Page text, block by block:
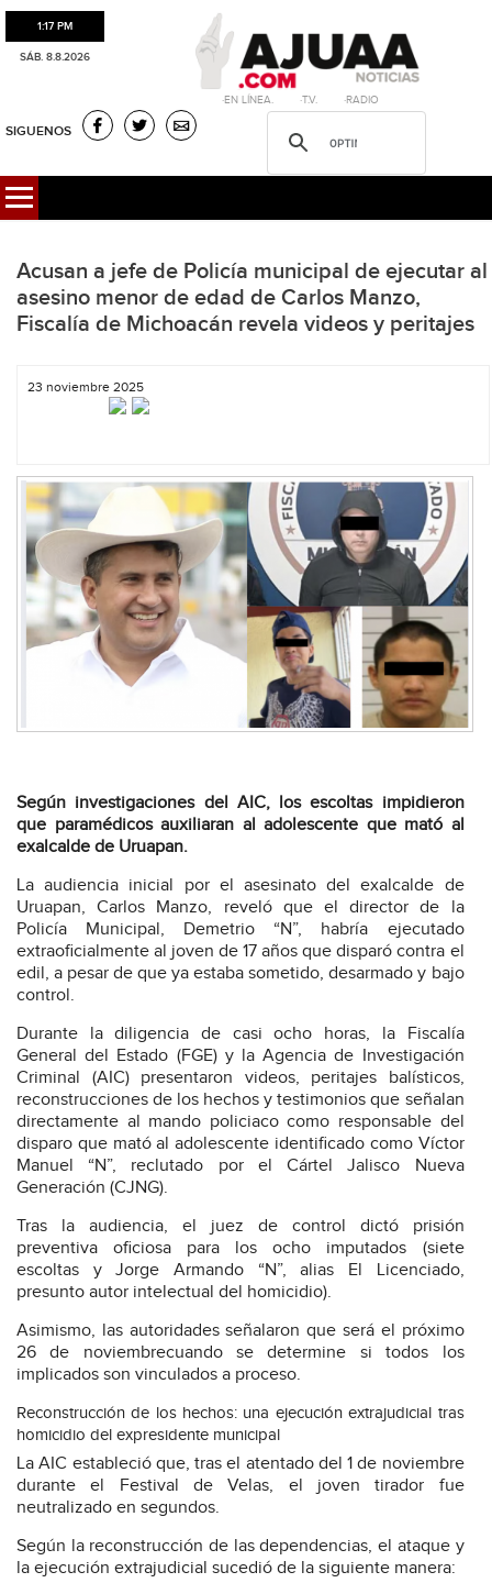
1:17 PM
SÁB. 8.8.2026
·EN LÍNEA. ·T.V. ·RADIO
SIGUENOS
Acusan a jefe de Policía municipal de ejecutar al
asesino menor de edad de Carlos Manzo,
Fiscalía de Michoacán revela videos y peritajes
23 noviembre 2025
Según investigaciones del AIC, los escoltas impidieron
que paramédicos auxiliaran al adolescente que mató al
exalcalde de Uruapan.
La audiencia inicial por el asesinato del exalcalde de
Uruapan, Carlos Manzo, reveló que el director de la
Policía Municipal, Demetrio “N”, habría ejecutado
extraoficialmente al joven de 17 años que disparó contra el
edil, a pesar de que ya estaba sometido, desarmado y bajo
control.
Durante la diligencia de casi ocho horas, la Fiscalía
General del Estado (FGE) y la Agencia de Investigación
Criminal (AIC) presentaron videos, peritajes balísticos,
reconstrucciones de los hechos y testimonios que señalan
directamente al mando policiaco como responsable del
disparo que mató al adolescente identificado como Víctor
Manuel “N”, reclutado por el Cártel Jalisco Nueva
Generación (CJNG).
Tras la audiencia, el juez de control dictó prisión
preventiva oficiosa para los ocho imputados (siete
escoltas y Jorge Armando “N”, alias El Licenciado,
presunto autor intelectual del homicidio).
Asimismo, las autoridades señalaron que será el próximo
26 de noviembrecuando se determine si todos los
implicados son vinculados a proceso.
Reconstrucción de los hechos: una ejecución extrajudicial tras
homicidio del expresidente municipal
La AIC estableció que, tras el atentado del 1 de noviembre
durante el Festival de Velas, el joven tirador fue
neutralizado en segundos.
Según la reconstrucción de las dependencias, el ataque y
la ejecución extrajudicial sucedió de la siguiente manera: